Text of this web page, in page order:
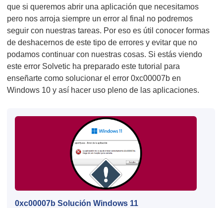
que si queremos abrir una aplicación que necesitamos
pero nos arroja siempre un error al final no podremos
seguir con nuestras tareas. Por eso es útil conocer formas
de deshacernos de este tipo de errores y evitar que no
podamos continuar con nuestras cosas. Si estás viendo
este error Solvetic ha preparado este tutorial para
enseñarte como solucionar el error 0xc00007b en
Windows 10 y así hacer uso pleno de las aplicaciones.
0xc00007b Solución Windows 11